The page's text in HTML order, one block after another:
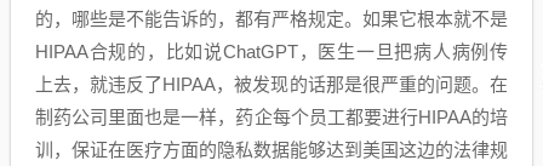
的，哪些是不能告诉的，都有严格规定。如果它根本就不是
HIPAA合规的，比如说ChatGPT，医生一旦把病人病例传
上去，就违反了HIPAA，被发现的话那是很严重的问题。在
制药公司里面也是一样，药企每个员工都要进行HIPAA的培
训，保证在医疗方面的隐私数据能够达到美国这边的法律规